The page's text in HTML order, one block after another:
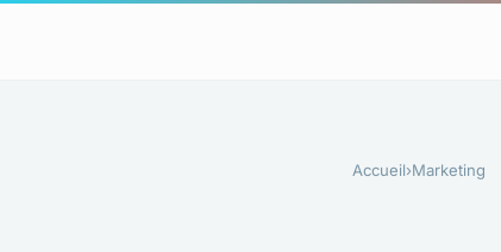
Accueil›Marketing